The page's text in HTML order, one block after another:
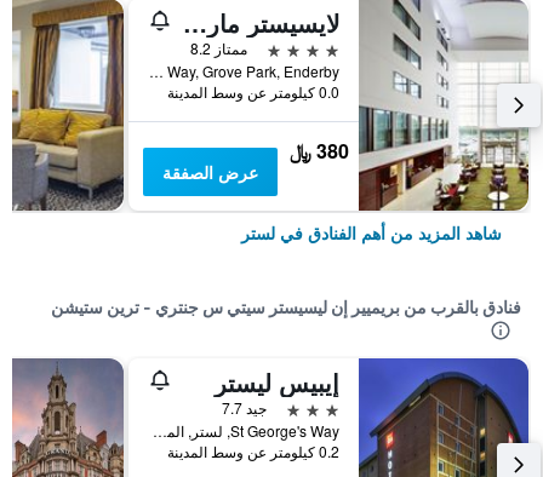
لايسيستر ماريوت هوتل
4 نجوم
ممتاز 8.2
Smith Way, Grove Park, Enderby, لستر, المملكة المتحدة
0.0 كيلومتر عن وسط المدينة
380 ﷼
عرض الصفقة
شاهد المزيد من أهم الفنادق في لستر
فنادق بالقرب من بريميير إن ليسيستر سيتي س جنتري - ترين ستيشن
إيبيس ليستر
3 نجوم
جيد 7.7
St George's Way, لستر, المملكة المتحدة
0.2 كيلومتر عن وسط المدينة